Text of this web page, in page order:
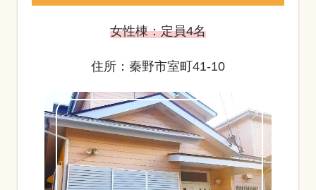
女性棟：定員4名
住所：秦野市室町41-10